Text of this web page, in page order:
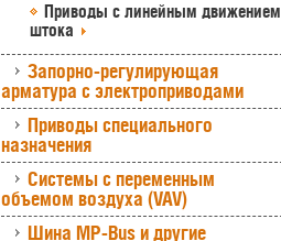
Приводы с линейным движением
штока
Запорно-регулирующая
арматура с электроприводами
Приводы специального
назначения
Системы с переменным
объемом воздуха (VAV)
Шина MP-Bus и другие